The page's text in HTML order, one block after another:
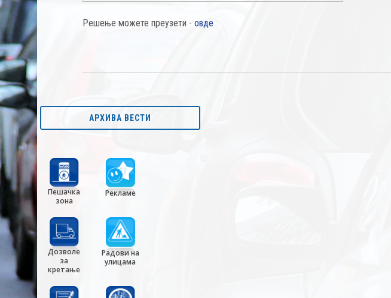
Решење можете преузети -овде
АРХИВА ВЕСТИ
Пешачка
зона
Рекламе
Дозволе
за
кретање
Радови на
улицама